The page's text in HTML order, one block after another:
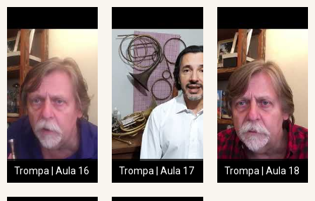
Trompa | Aula 16 Trompa | Aula 17 Trompa | Aula 18